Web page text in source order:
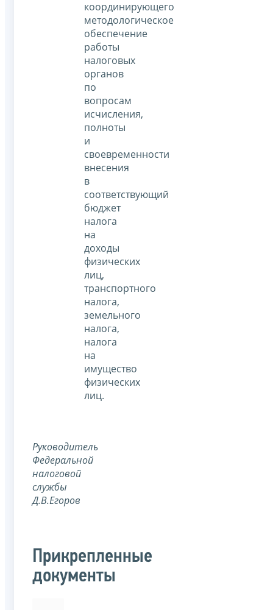
координирующего
методологическое
обеспечение
работы
налоговых
органов
по
вопросам
исчисления,
полноты
и
своевременности
внесения
в
соответствующий
бюджет
налога
на
доходы
физических
лиц,
транспортного
налога,
земельного
налога,
налога
на
имущество
физических
лиц.
Руководитель
Федеральной
налоговой
службы
Д.В.Егоров
Прикрепленные
документы